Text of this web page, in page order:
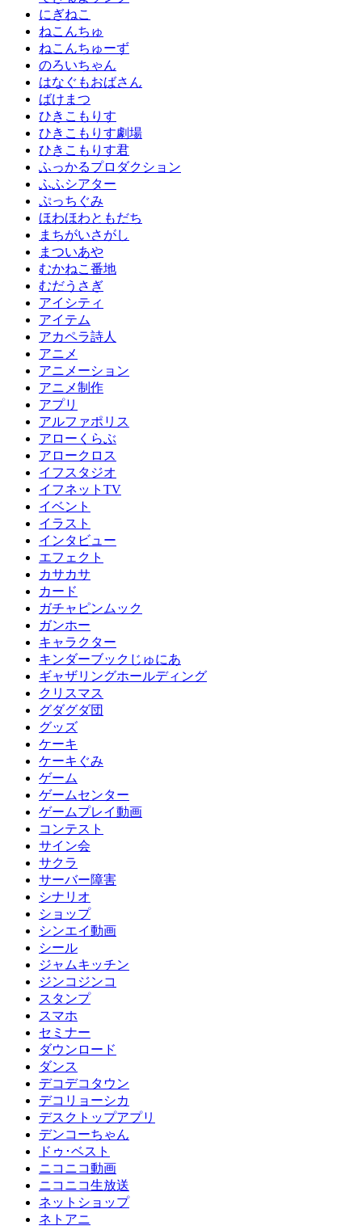
にぎねこ
ねこんちゅ
ねこんちゅーず
のろいちゃん
はなぐもおばさん
ばけまつ
ひきこもりす
ひきこもりす劇場
ひきこもりす君
ふっかるプロダクション
ふふシアター
ぷっちぐみ
ほわほわともだち
まちがいさがし
まついあや
むかねこ番地
むだうさぎ
アイシティ
アイテム
アカペラ詩人
アニメ
アニメーション
アニメ制作
アプリ
アルファポリス
アローくらぶ
アロークロス
イフスタジオ
イフネットTV
イベント
イラスト
インタビュー
エフェクト
カサカサ
カード
ガチャピンムック
ガンホー
キャラクター
キンダーブックじゅにあ
ギャザリングホールディング
クリスマス
グダグダ団
グッズ
ケーキ
ケーキぐみ
ゲーム
ゲームセンター
ゲームプレイ動画
コンテスト
サイン会
サクラ
サーバー障害
シナリオ
ショップ
シンエイ動画
シール
ジャムキッチン
ジンコジンコ
スタンプ
スマホ
セミナー
ダウンロード
ダンス
デコデコタウン
デコリョーシカ
デスクトップアプリ
デンコーちゃん
ドゥ･ベスト
ニコニコ動画
ニコニコ生放送
ネットショップ
ネトアニ